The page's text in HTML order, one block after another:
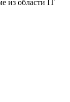
из области IT